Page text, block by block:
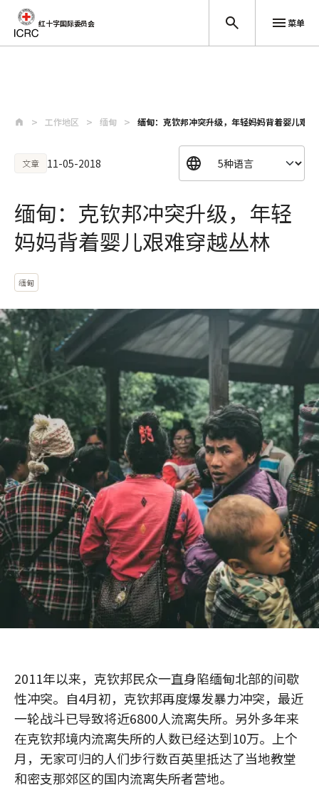
红十字国际委员会 菜单
工作地区 缅甸 缅甸：克钦邦冲突升级，年轻妈妈背着婴儿艰
文章 11-05-2018
缅甸：克钦邦冲突升级，年轻
妈妈背着婴儿艰难穿越丛林
缅甸
2011年以来，克钦邦民众一直身陷缅甸北部的间歇
性冲突。自4月初，克钦邦再度爆发暴力冲突，最近
一轮战斗已导致将近6800人流离失所。另外多年来
在克钦邦境内流离失所的人数已经达到10万。上个
月，无家可归的人们步行数百英里抵达了当地教堂
和密支那郊区的国内流离失所者营地。